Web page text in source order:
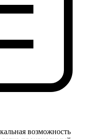
возможность